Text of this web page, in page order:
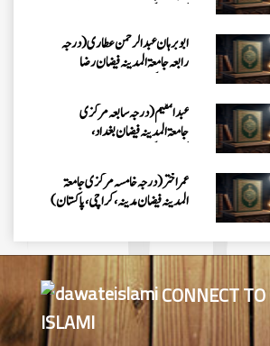
جامعۃالمدینہ فیضان بغداد،
کراچی،پاکستان)
المدینہ فیضان مدینہ ،کراچی،پاکستان)
فیضان مدینہ،کراچی ،پاکستان)
جامعۃ المدینہ فیضانِ مدینہ ،کراچی
،پاکستان)
احمد رضا ہاشمی (درجہ خامسہ مرکزی
جامعۃ المدينہ فيضان عثمان غنى،
کراچی،پاکستان)
CONNECT
ISLAMI